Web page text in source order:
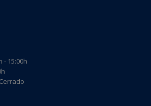
- 15:00h
Cerrado